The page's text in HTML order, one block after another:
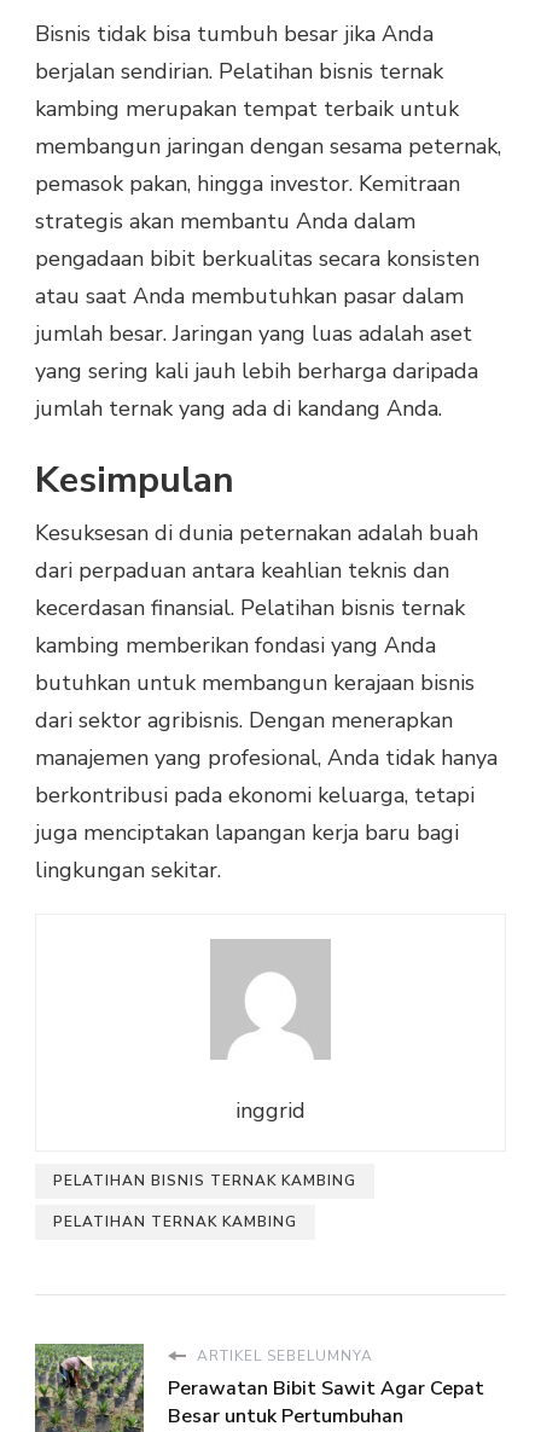
Bisnis tidak bisa tumbuh besar jika Anda
berjalan sendirian. Pelatihan bisnis ternak
kambing merupakan tempat terbaik untuk
membangun jaringan dengan sesama peternak,
pemasok pakan, hingga investor. Kemitraan
strategis akan membantu Anda dalam
pengadaan bibit berkualitas secara konsisten
atau saat Anda membutuhkan pasar dalam
jumlah besar. Jaringan yang luas adalah aset
yang sering kali jauh lebih berharga daripada
jumlah ternak yang ada di kandang Anda.
Kesimpulan
Kesuksesan di dunia peternakan adalah buah
dari perpaduan antara keahlian teknis dan
kecerdasan finansial. Pelatihan bisnis ternak
kambing memberikan fondasi yang Anda
butuhkan untuk membangun kerajaan bisnis
dari sektor agribisnis. Dengan menerapkan
manajemen yang profesional, Anda tidak hanya
berkontribusi pada ekonomi keluarga, tetapi
juga menciptakan lapangan kerja baru bagi
lingkungan sekitar.
inggrid
PELATIHAN BISNIS TERNAK KAMBING
PELATIHAN TERNAK KAMBING
ARTIKEL SEBELUMNYA
Perawatan Bibit Sawit Agar Cepat
Besar untuk Pertumbuhan